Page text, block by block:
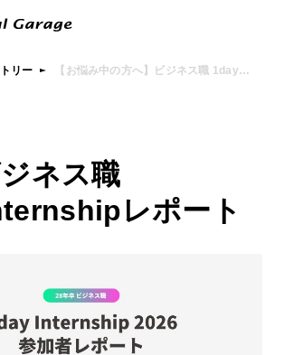
リー 【お悩み中の方へ】ビジネス職 1dayインターンシップレポート
ネス職
レポート